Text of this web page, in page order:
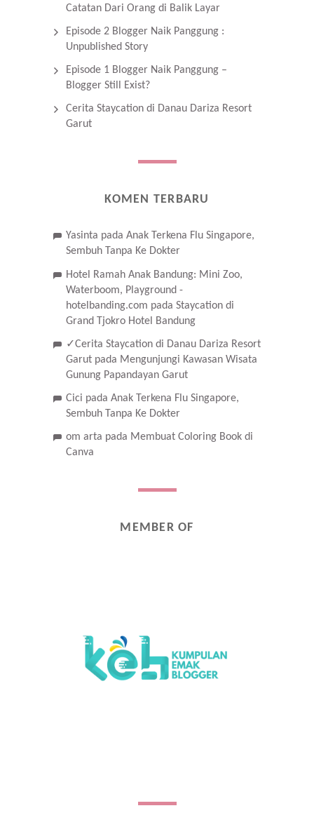
Catatan Dari Orang di Balik Layar
Episode 2 Blogger Naik Panggung :
Unpublished Story
Episode 1 Blogger Naik Panggung –
Blogger Still Exist?
Cerita Staycation di Danau Dariza Resort
Garut
KOMEN TERBARU
Yasinta pada Anak Terkena Flu Singapore,
Sembuh Tanpa Ke Dokter
Hotel Ramah Anak Bandung: Mini Zoo,
Waterboom, Playground -
hotelbanding.com pada Staycation di
Grand Tjokro Hotel Bandung
✓Cerita Staycation di Danau Dariza Resort
Garut pada Mengunjungi Kawasan Wisata
Gunung Papandayan Garut
Cici pada Anak Terkena Flu Singapore,
Sembuh Tanpa Ke Dokter
om arta pada Membuat Coloring Book di
Canva
MEMBER OF